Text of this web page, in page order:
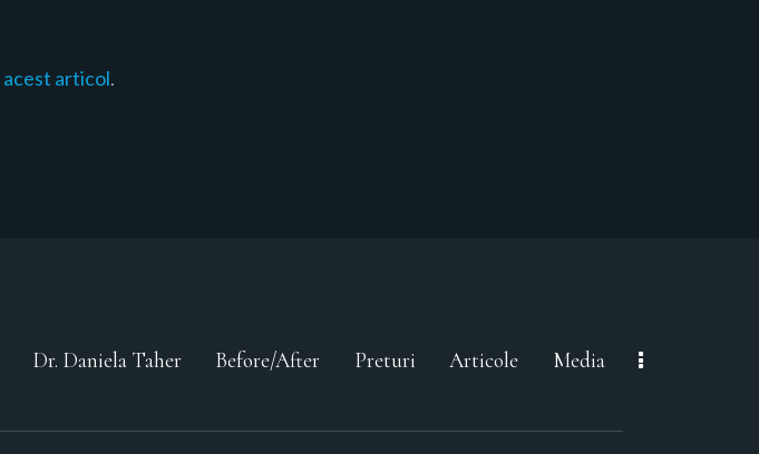
acest articol.
Dr. Daniela Taher Before/After Preturi Articole Media